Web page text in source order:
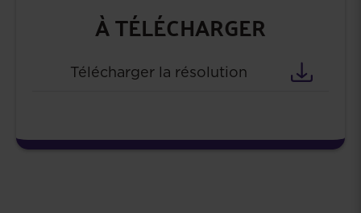
À TÉLÉCHARGER
Télécharger la résolution